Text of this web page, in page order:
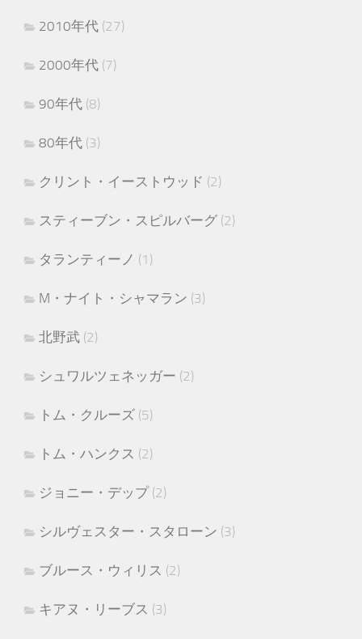
2010年代 (27)
2000年代 (7)
90年代 (8)
80年代 (3)
クリント・イーストウッド (2)
スティーブン・スピルバーグ (2)
タランティーノ (1)
M・ナイト・シャマラン (3)
北野武 (2)
シュワルツェネッガー (2)
トム・クルーズ (5)
トム・ハンクス (2)
ジョニー・デップ(2)
シルヴェスター・スタローン (3)
ブルース・ウィリス (2)
キアヌ・リーブス (3)